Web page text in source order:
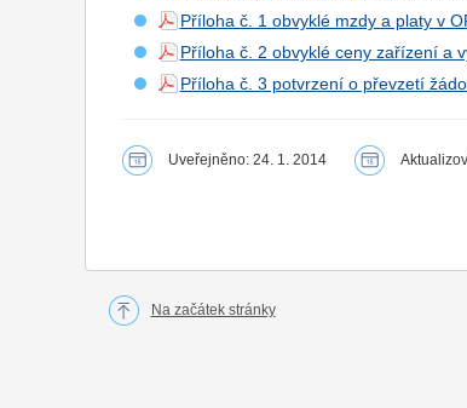
Příloha č. 1 obvyklé mzdy a platy v
Příloha č. 2 obvyklé ceny zařízení a
Příloha č. 3 potvrzení o převzetí
Uveřejněno: 24. 1. 2014
Na začátek stránky